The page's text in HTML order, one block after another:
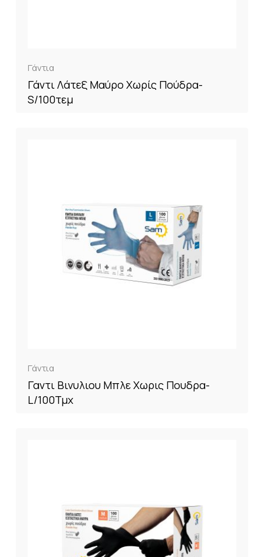
Γάντια
Γάντι Λάτεξ Μαύρο Χωρίς Πούδρα-
S/100τεμ
Γάντια
Γαντι Βινυλιου Μπλε Χωρις Πουδρα-
L/100Τμχ